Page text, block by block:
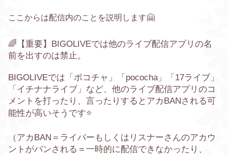
ここからは配信内のことを説明します🤗
🌈【重要】BIGOLIVEでは他のライブ配信アプリの名
前を出すのは禁止。
BIGOLIVEでは「ポコチャ」「 pococha 」「17ライブ」
「イチナナライブ」など、 他のライブ配信アプリのコ
メント を打ったり、言ったりするとアカBANされる可
能性が高いそうです⭐️
（アカBAN＝ ライバーもしくはリスナーさんのアカウ
ントがバンされる＝一時的に配信できなかったり、